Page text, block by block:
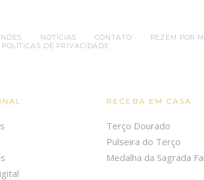
NOTÍCIAS CONTATO REZEM POR
POLÍTICAS DE PRIVACIDADE
RECEBA EM CASA
Terço Dourado
Pulseira do Terço
Medalha da Sagrada